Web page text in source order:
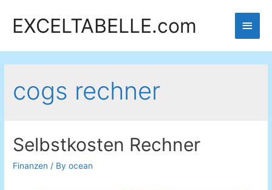
EXCELTABELLE.com
Main
cogs rechner
Selbstkosten Rechner
Finanzen / Byocean